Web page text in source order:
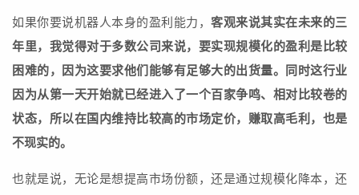
如果你要说机器人本身的盈利能力， 客观来说其实在未来的三
年里，我觉得对于多数公司来说，要实现规模化的盈利是比较
困难的，因为这要求他们能够有足够大的出货量。同时这行业
因为从第一天开始就已经进入了一个百家争鸣、相对比较卷的
状态，所以在国内维持比较高的市场定价，赚取高毛利，也是
不现实的。
也就是说，无论是想提高市场份额，还是通过规模化降本，还